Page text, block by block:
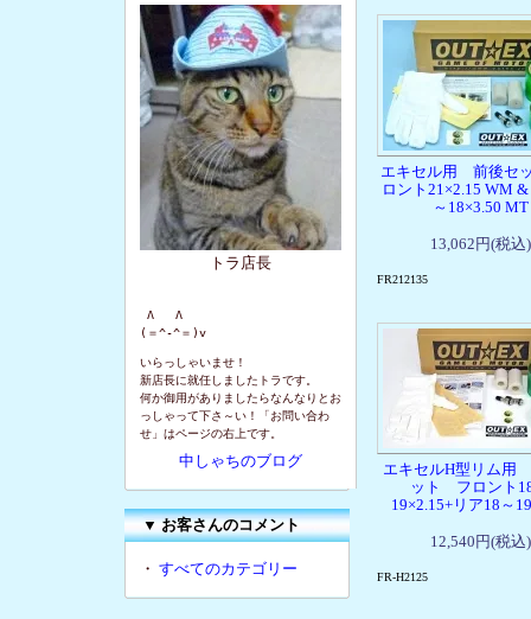
トラ店長
Λ   Λ
(＝^-^＝)v
いらっしゃいませ！
新店長に就任しましたトラです。
何か御用がありましたらなんなりとお
っしゃって下さ～い！「お問い合わ
せ」はページの右上です。
中しゃちのブログ
▼お客さんのコメント
・ すべてのカテゴリー
エキセル用 前後セ
ロント21×2.15 WM
～18×3.50 MT
13,062円(税込)
FR212135
エキセルH型リム用
ット フロント
19×2.15+リア18～
12,540円(税込)
FR-H2125